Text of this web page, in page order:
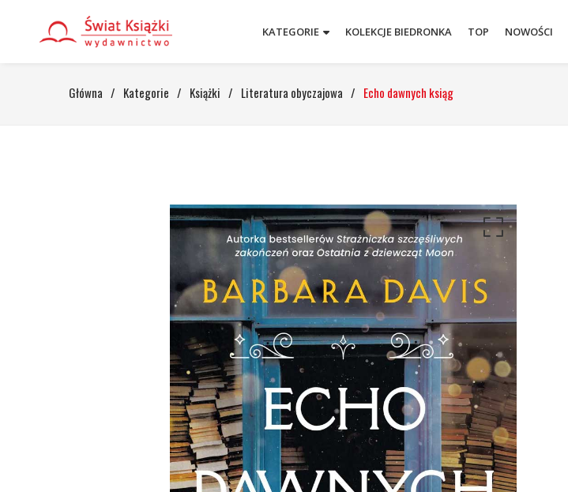
KATEGORIE KOLEKCJE BIEDRONKA TOP NOWOŚCI
Główna / Kategorie / Książki / Literatura obyczajowa / Echo dawnych ksiąg